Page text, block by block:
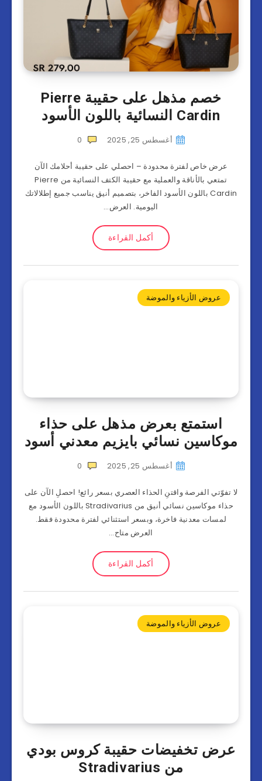
خصم مذهل على حقيبة Pierre
Cardin النسائية باللون الأسود
أغسطس 25, 2025 0
عرض خاص لفترة محدودة – احصلي على حقيبة أحلامك الآن
تمتعي بالأناقة والعملية مع حقيبة الكتف النسائية من Pierre
Cardin باللون الأسود الفاخر، بتصميم أنيق يناسب جميع إطلالاتك
اليومية. العرض…
أكمل القراءة
عروض الأزياء والموضة
استمتع بعرض مذهل على حذاء
موكاسين نسائي بايزيم معدني أسود
أغسطس 25, 2025 0
لا تفوّتي الفرصة واقتنِ الحذاء العصري بسعر رائع! احصلِ الآن على
حذاء موكاسين نسائي أنيق من Stradivarius باللون الأسود مع
لمسات معدنية فاخرة، وبسعر استثنائي لفترة محدودة فقط.
العرض متاح…
أكمل القراءة
عروض الأزياء والموضة
عرض تخفيضات حقيبة كروس بودي
من Stradivarius